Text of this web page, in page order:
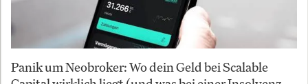
Panik um Neobroker: Wo dein Geld bei Scalable